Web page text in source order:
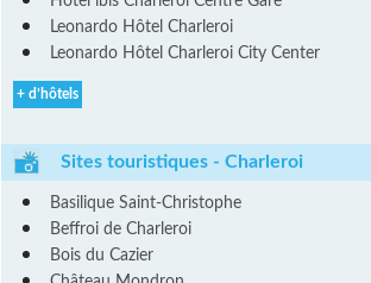
Leonardo Hôtel Charleroi
Leonardo Hôtel Charleroi City Center
+ d’hôtels
Sites touristiques - Charleroi
Basilique Saint-Christophe
Beffroi de Charleroi
Bois du Cazier